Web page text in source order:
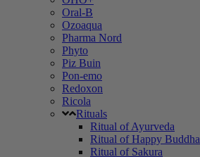
Oral-B
Ozoaqua
Pharma Nord
Phyto
Piz Buin
Pon-emo
Redoxon
Ricola
Rituals
Ritual of Ayurveda
Ritual of Happy Buddha
Ritual of Sakura